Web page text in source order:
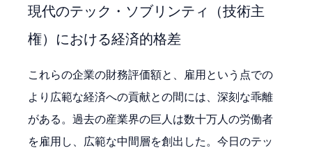
現代のテック・ソブリンティ（技術主
権）における経済的格差
これらの企業の財務評価額と、雇用という点での
より広範な経済への貢献との間には、深刻な乖離
がある。過去の産業界の巨人は数十万人の労働者
を雇用し、広範な中間層を創出した。今日のテッ